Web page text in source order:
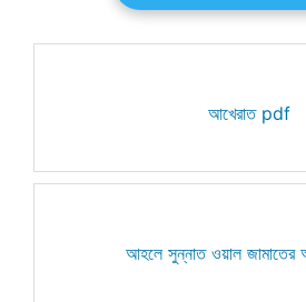
আখেরাত pdf
আহলে সুন্নাত ওয়াল